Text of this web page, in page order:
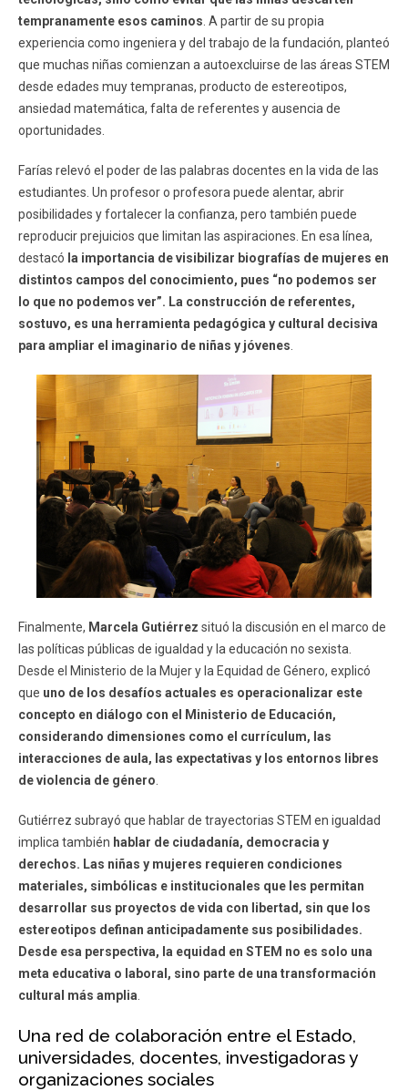
tempranamente esos caminos. A partir de su propia
experiencia como ingeniera y del trabajo de la fundación, planteó
que muchas niñas comienzan a autoexcluirse de las áreas STEM
desde edades muy tempranas, producto de estereotipos,
ansiedad matemática, falta de referentes y ausencia de
oportunidades.
Farías relevó el poder de las palabras docentes en la vida de las
estudiantes. Un profesor o profesora puede alentar, abrir
posibilidades y fortalecer la confianza, pero también puede
reproducir prejuicios que limitan las aspiraciones. En esa línea,
destacó la importancia de visibilizar biografías de mujeres en
distintos campos del conocimiento, pues “no podemos ser
lo que no podemos ver”. La construcción de referentes,
sostuvo, es una herramienta pedagógica y cultural decisiva
para ampliar el imaginario de niñas y jóvenes.
Finalmente, Marcela Gutiérrez situó la discusión en el marco de
las políticas públicas de igualdad y la educación no sexista.
Desde el Ministerio de la Mujer y la Equidad de Género, explicó
que uno de los desafíos actuales es operacionalizar este
concepto en diálogo con el Ministerio de Educación,
considerando dimensiones como el currículum, las
interacciones de aula, las expectativas y los entornos libres
de violencia de género.
Gutiérrez subrayó que hablar de trayectorias STEM en igualdad
implica también hablar de ciudadanía, democracia y
derechos. Las niñas y mujeres requieren condiciones
materiales, simbólicas e institucionales que les permitan
desarrollar sus proyectos de vida con libertad, sin que los
estereotipos definan anticipadamente sus posibilidades.
Desde esa perspectiva, la equidad en STEM no es solo una
meta educativa o laboral, sino parte de una transformación
cultural más amplia.
Una red de colaboración entre el Estado,
universidades, docentes, investigadoras y
organizaciones sociales